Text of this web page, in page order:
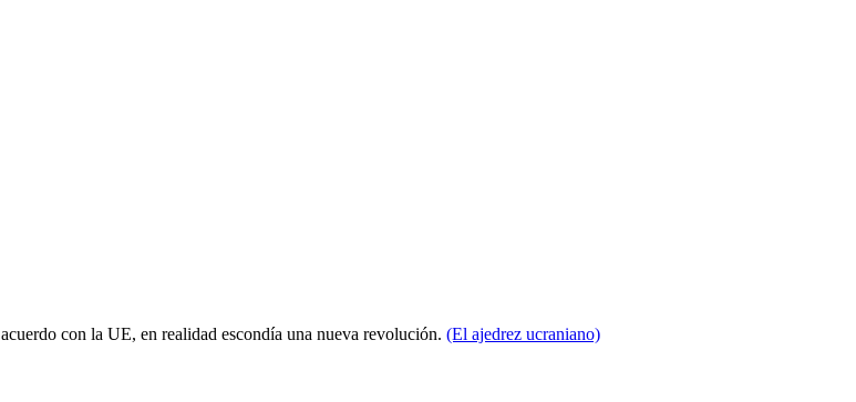
con la UE, en realidad escondía una nueva revolución. (El ajedrez ucraniano)